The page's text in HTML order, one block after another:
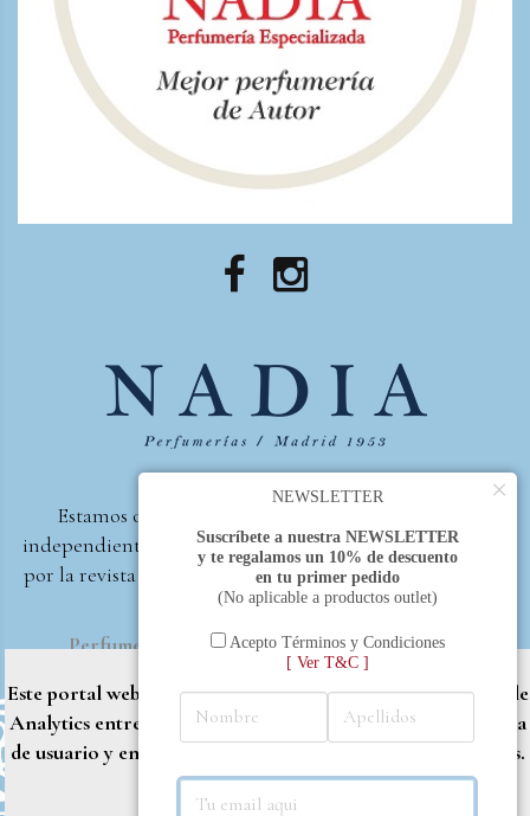
Estamos orgullosos de ser la primera perfumería
independiente de España, en recibir el premio otorgado
por la revista Beautyproof en 2015 a la mejor perfumería
de autor.
Perfumería Nadia2017 |Política de Privacidad
Este portal web utiliza cookies propias y de terceros (Google
Analytics entre otros) para brindarle una mejor experiencia
de usuario y entregar contenido adaptado a sus necesidades.
Rechazar
Aceptar
×
NEWSLETTER
Suscríbete a nuestra NEWSLETTER
y te regalamos un 10% de descuento
en tu primer pedido
(No aplicable a productos outlet)
Acepto Términos y Condiciones
[ Ver T&C ]